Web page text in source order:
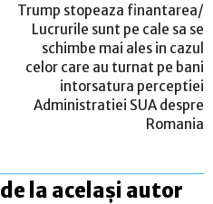
Trump stopeaza finantarea/
Lucrurile sunt pe cale sa se
schimbe mai ales in cazul
celor care au turnat pe bani
intorsatura perceptiei
Administratiei SUA despre
Romania
de la același autor